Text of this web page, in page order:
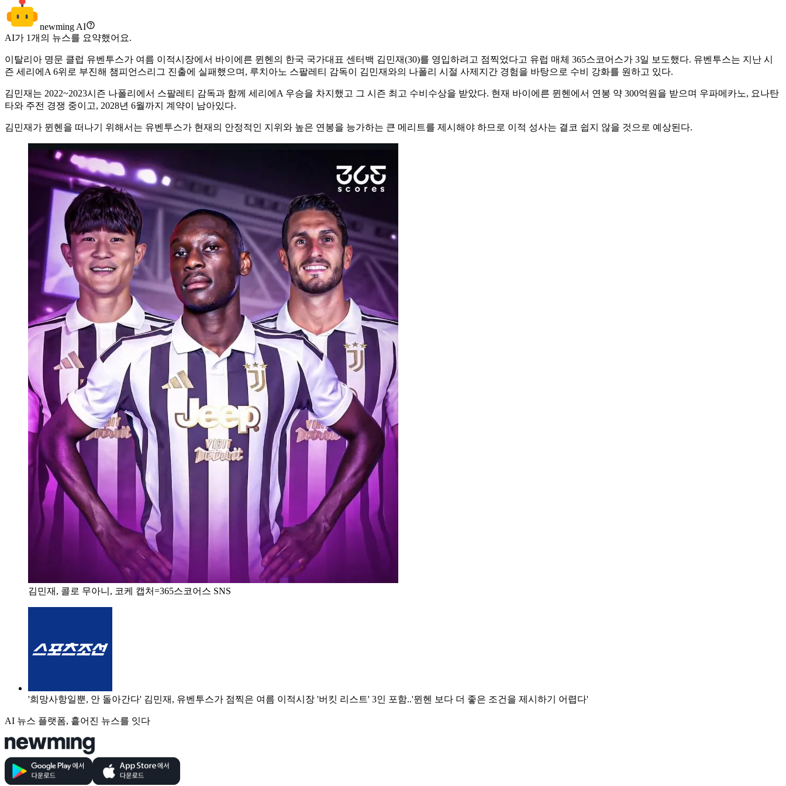
newming AI
AI가 1개의 뉴스를 요약했어요.
이탈리아 명문 클럽 유벤투스가 여름 이적시장에서 바이에른 뮌헨의 한국 국가대표 센터백 김민재(30)를 영입하려고 점찍었다고 유럽 매체 365스코어스가 3일 보도했다. 유벤투스는 지난 시
즌 세리에A 6위로 부진해 챔피언스리그 진출에 실패했으며, 루치아노 스팔레티 감독이 김민재와의 나폴리 시절 사제지간 경험을 바탕으로 수비 강화를 원하고 있다.
김민재는 2022~2023시즌 나폴리에서 스팔레티 감독과 함께 세리에A 우승을 차지했고 그 시즌 최고 수비수상을 받았다. 현재 바이에른 뮌헨에서 연봉 약 300억원을 받으며 우파메카노, 요나탄
타와 주전 경쟁 중이고, 2028년 6월까지 계약이 남아있다.
김민재가 뮌헨을 떠나기 위해서는 유벤투스가 현재의 안정적인 지위와 높은 연봉을 능가하는 큰 메리트를 제시해야 하므로 이적 성사는 결코 쉽지 않을 것으로 예상된다.
김민재, 콜로 무아니, 코케 캡처=365스코어스 SNS
'희망사항일뿐, 안 돌아간다' 김민재, 유벤투스가 점찍은 여름 이적시장 '버킷 리스트' 3인 포함..'뮌헨 보다 더 좋은 조건을 제시하기 어렵다'
AI 뉴스 플랫폼, 흩어진 뉴스를 잇다